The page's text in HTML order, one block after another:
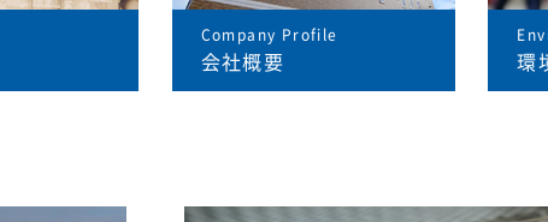
Company Profile
会社概要 環